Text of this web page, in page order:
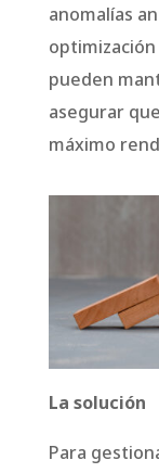
anomalías
pueden
asegurar
máximo
La solución
Para